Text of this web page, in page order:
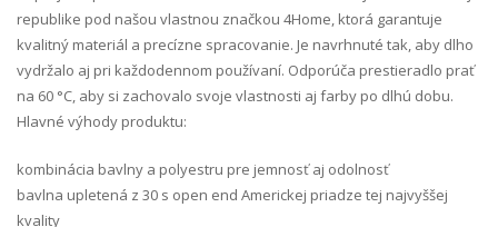
republike pod našou vlastnou značkou 4Home, ktorá garantuje
kvalitný materiál a precízne spracovanie. Je navrhnuté tak, aby dlho
vydržalo aj pri každodennom používaní. Odporúča prestieradlo prať
na 60 °C, aby si zachovalo svoje vlastnosti aj farby po dlhú dobu.
Hlavné výhody produktu:
kombinácia bavlny a polyestru pre jemnosť aj odolnosť
bavlna upletená z 30 s open end Americkej priadze tej najvyššej
kvality